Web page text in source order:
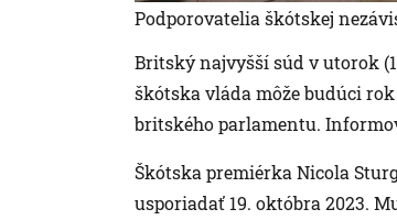
Podporovatelia škótskej
Britský najvyšší súd v utorok
škótska vláda môže budúci
britského parlamentu.
Škótska premiérka Nicola
usporiadať 19. októbra 2023.